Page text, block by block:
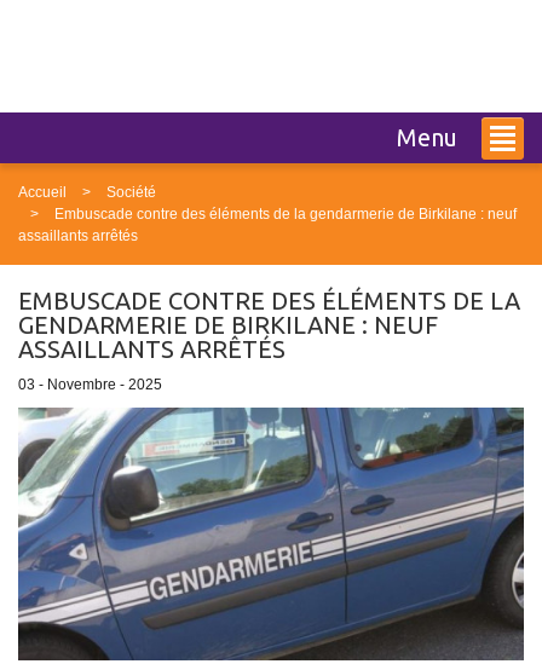
Menu
Accueil
Société
Embuscade contre des éléments de la gendarmerie de Birkilane : neuf
assaillants arrêtés
EMBUSCADE CONTRE DES ÉLÉMENTS DE LA
GENDARMERIE DE BIRKILANE : NEUF
ASSAILLANTS ARRÊTÉS
03 - Novembre - 2025